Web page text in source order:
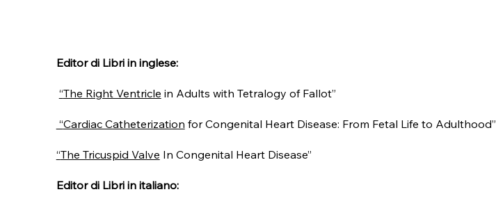
Editor di Libri in inglese:
“The Right Ventricle in Adults with Tetralogy of Fallot”
“Cardiac Catheterization for Congenital Heart Disease: From Fetal Life to Adulthood”
“The Tricuspid Valve In Congenital Heart Disease”
Editor di Libri in italiano: